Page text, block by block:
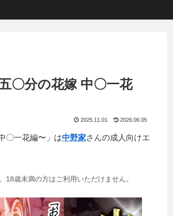
〇分の花嫁 中〇一花
2025.11.01 2026.06.05
〇一花編〜」は中野家さんの成人向けエ
歳未満の方はご利用いただけません。